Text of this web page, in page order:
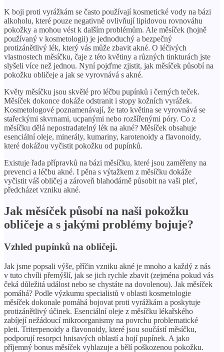
K boji proti vyrážkám se často používají kosmetické vody na bázi
alkoholu, které pouze negativně ovlivňují lipidovou rovnováhu
pokožky a mohou vést k dalším problémům. Ale měsíček (hojně
používaný v kosmetologii) je jednoduchý a bezpečný
protizánětlivý lék, který vás může zbavit akné. O léčivých
vlastnostech měsíčku, čaje z této květiny a různých tinkturách jste
slyšeli více než jednou. Nyní pojďme zjistit, jak měsíček působí na
pokožku obličeje a jak se vyrovnává s akné.
Květy měsíčku jsou skvělé pro léčbu pupínků i černých teček.
Měsíček dokonce dokáže odstranit i stopy kožních vyrážek.
Kosmetologové poznamenávají, že tato květina se vyrovnává se
stařeckými skvrnami, ucpanými nebo rozšířenými póry. Co z
měsíčku dělá nepostradatelný lék na akné? Měsíček obsahuje
esenciální oleje, minerály, kumariny, karotenoidy a flavonoidy,
které dokážou vyčistit pokožku od pupínků.
Existuje řada přípravků na bázi měsíčku, které jsou zaměřeny na
prevenci a léčbu akné. I pěna s výtažkem z měsíčku dokáže
vyčistit váš obličej a zároveň blahodárně působit na vaši pleť,
předcházet vzniku akné.
Jak měsíček působí na naši pokožku
obličeje a s jakými problémy bojuje?
Vzhled pupínků na obličeji.
Jak jsme popsali výše, příčin vzniku akné je mnoho a každý z nás
v tuto chvíli přemýšlí, jak se jich rychle zbavit (zejména pokud vás
čeká důležitá událost nebo se chystáte na dovolenou). Jak měsíček
pomáhá? Podle výzkumu specialistů v oblasti kosmetologie
měsíček dokonale pomáhá bojovat proti vyrážkám a poskytuje
protizánětlivý účinek. Esenciální oleje z měsíčku lékařského
zabíjejí nežádoucí mikroorganismy na povrchu problematické
pleti. Triterpenoidy a flavonoidy, které jsou součástí měsíčku,
podporují resorpci hnisavých oblastí a hojí pupínek. A jako
příjemný bonus měsíček vyhlazuje a bělí poškozenou pokožku.